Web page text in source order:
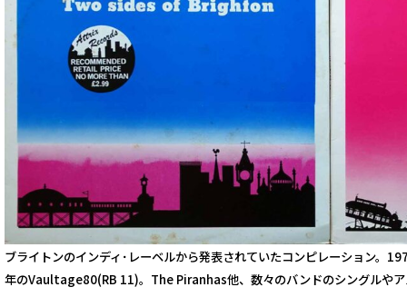
ブライトンのインディ･レーベルから発表されていたコンピレーション。
年のVaultage80(RB 11)。The Piranhas他、数々のバンドのシングルやア